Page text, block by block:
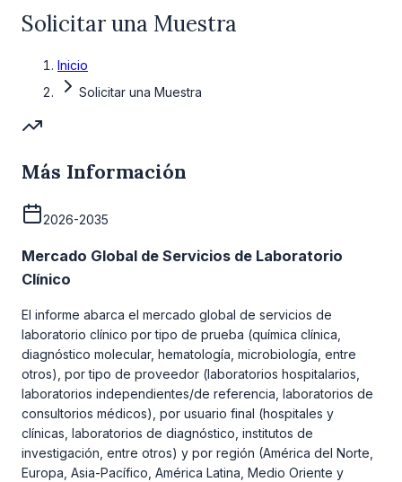
Solicitar una Muestra
Inicio
Solicitar una Muestra
Más Información
2026-2035
Mercado Global de Servicios de Laboratorio
Clínico
El informe abarca el mercado global de servicios de
laboratorio clínico por tipo de prueba (química clínica,
diagnóstico molecular, hematología, microbiología, entre
otros), por tipo de proveedor (laboratorios hospitalarios,
laboratorios independientes/de referencia, laboratorios de
consultorios médicos), por usuario final (hospitales y
clínicas, laboratorios de diagnóstico, institutos de
investigación, entre otros) y por región (América del Norte,
Europa, Asia-Pacífico, América Latina, Medio Oriente y